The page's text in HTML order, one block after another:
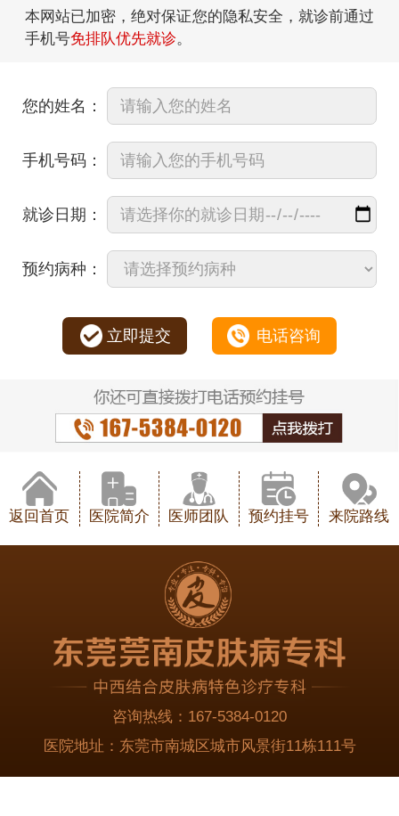
本网站已加密，绝对保证您的隐私安全，就诊前通过
手机号免排队优先就诊。
您的姓名：
手机号码：
就诊日期：
预约病种：
立即提交 电话咨询
返回首页 医院简介 医师团队 预约挂号 来院路线
咨询热线： 167-5384-0120
医院地址： 东莞市南城区城市风景街11栋111号